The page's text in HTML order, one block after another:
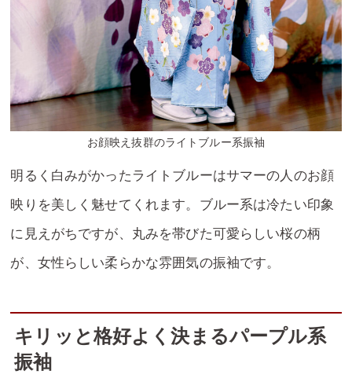
お顔映え抜群のライトブルー系振袖
明るく白みがかったライトブルーはサマーの人のお顔
映りを美しく魅せてくれます。ブルー系は冷たい印象
に見えがちですが、丸みを帯びた可愛らしい桜の柄
が、女性らしい柔らかな雰囲気の振袖です。
キリッと格好よく決まるパープル系
振袖